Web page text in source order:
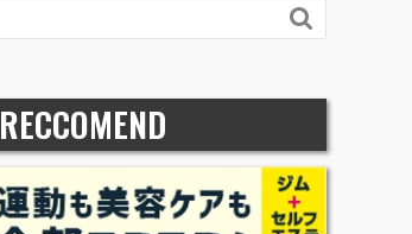

RECCOMEND